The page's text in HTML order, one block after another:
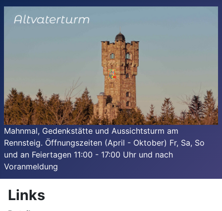
Mahnmal, Gedenkstätte und Aussichtsturm am
Rennsteig. Öffnungszeiten (April - Oktober) Fr, Sa, So
und an Feiertagen 11:00 - 17:00 Uhr und nach
Voranmeldung
Links